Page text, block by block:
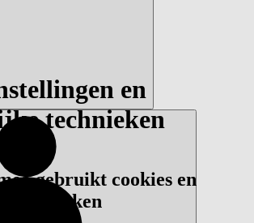
en
technieken
gebruikt cookies en
technieken